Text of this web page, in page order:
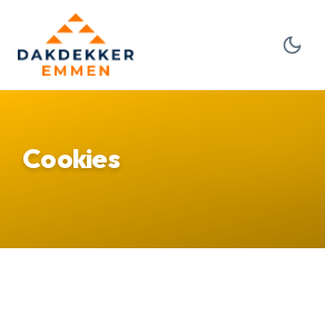
Cookies